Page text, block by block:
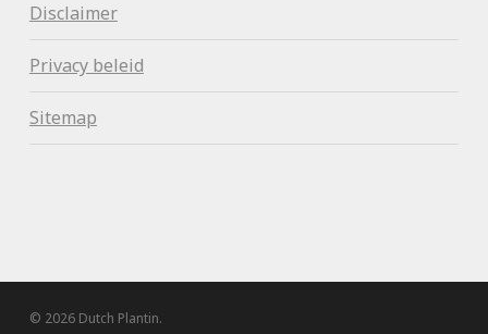
Disclaimer
Privacy beleid
Sitemap
© 2026 Dutch Plantin.